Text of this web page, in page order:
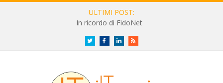
ULTIMI POST:
In ricordo di FidoNet
Twitter FacebookLinkedInRSS